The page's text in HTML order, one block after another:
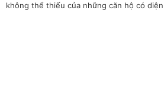
không thể thiếu của những căn hộ có